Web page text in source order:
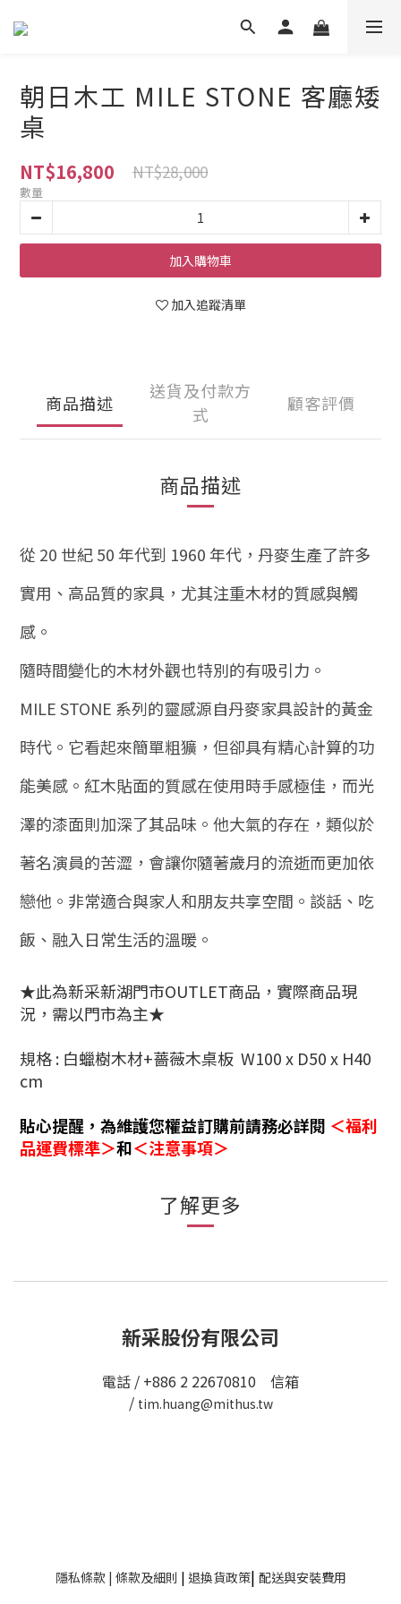
朝日木工 MILE STONE 客廳矮
桌
NT$16,800 NT$28,000
數量
加入購物車
加入追蹤清單
商品描述
送貨及付款方
式
顧客評價
商品描述
從 20 世紀 50 年代到 1960 年代，丹麥生產了許多
實用、高品質的家具，尤其注重木材的質感與觸
感。
隨時間變化的木材外觀也特別的有吸引力。
MILE STONE 系列的靈感源自丹麥家具設計的黃金
時代。它看起來簡單粗獷，但卻具有精心計算的功
能美感。紅木貼面的質感在使用時手感極佳，而光
澤的漆面則加深了其品味。他大氣的存在，類似於
著名演員的苦澀，會讓你隨著歲月的流逝而更加依
戀他。非常適合與家人和朋友共享空間。談話、吃
飯、融入日常生活的溫暖。
★此為新采新湖門市OUTLET商品，實際商品現
況，需以門市為主★
規格 : 白蠟樹木材+薔薇木桌板 W100 x D50 x H40
cm
貼心提醒 ， 為維護您權益訂購前請務必詳閱 ＜福利
品運費標準＞和＜注意事項＞
了解更多
新采股份有限公司
電話 / +886 2 22670810 信箱
/ tim.huang@mithus.tw
隱私條款| 條款及細則 | 退換貨政策| 配送與安裝費用